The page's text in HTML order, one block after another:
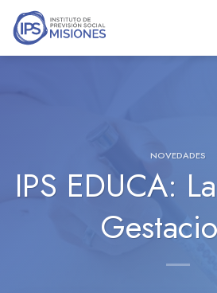
Saltar
contenido
NOVEDADES
IPS EDUCA: